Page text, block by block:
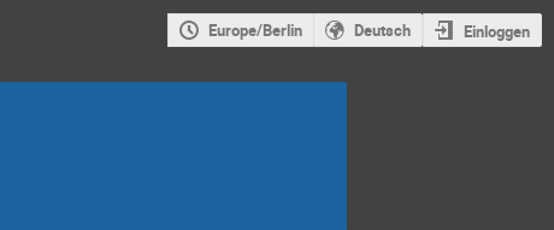
Europe/Berlin Deutsch Einloggen